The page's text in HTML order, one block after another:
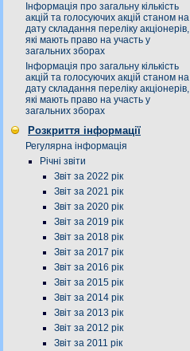
Інформація про загальну кількість
акцій та голосуючих акцій станом на
дату складання переліку акціонерів,
які мають право на участь у
загальних зборах
Інформація про загальну кількість
акцій та голосуючих акцій станом на
дату складання переліку акціонерів,
які мають право на участь у
загальних зборах
Розкриття інформації
Регулярна інформація
Річні звіти
Звіт за 2022 рік
Звіт за 2021 рік
Звіт за 2020 рік
Звіт за 2019 рік
Звіт за 2018 рік
Звіт за 2017 рік
Звіт за 2016 рік
Звіт за 2015 рік
Звіт за 2014 рік
Звіт за 2013 рік
Звіт за 2012 рік
Звіт за 2011 рік